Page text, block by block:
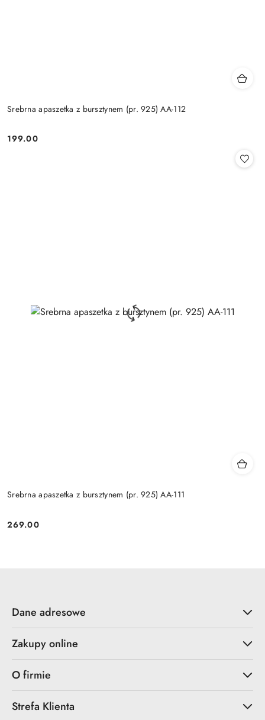
Srebrna apaszetka z bursztynem (pr. 925) AA-112
Cena:
199.00
Srebrna apaszetka z bursztynem (pr. 925) AA-111
Cena:
269.00
Dane adresowe
Zakupy online
O firmie
Strefa Klienta